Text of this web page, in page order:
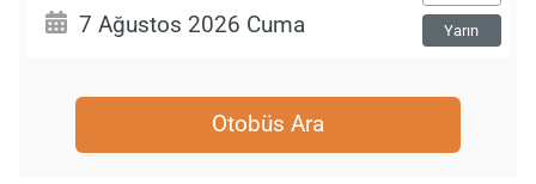
Yarın
Otobüs Ara